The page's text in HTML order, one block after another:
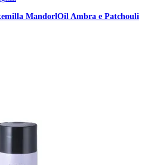
MandorlOil Ambra e Patchouli